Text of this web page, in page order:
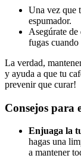
Una vez que
espumador.
Asegúrate de
fugas cuando
La verdad,
y ayuda a que tu
prevenir que curar!
Consejos para
Enjuaga la
hagas una
a mantener